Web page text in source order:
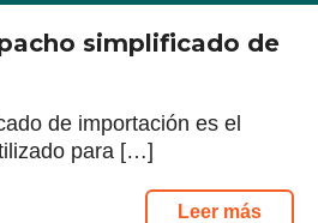
simplificado de
de importación es el
para […]
Leer más